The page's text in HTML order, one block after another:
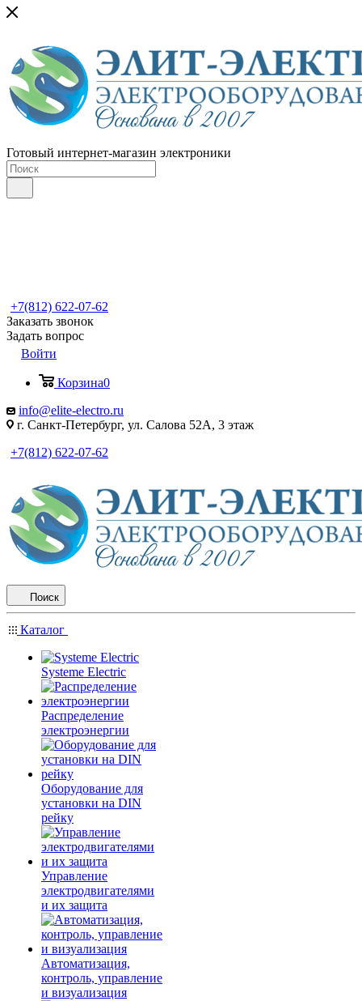
Готовый интернет-магазин электроники
+7(812) 622-07-62
Заказать звонок
Задать вопрос
Войти
Корзина0
info@elite-electro.ru
г. Санкт-Петербург, ул. Салова 52А, 3 этаж
+7(812) 622-07-62
Поиск
Каталог
Systeme Electric
Распределение
электроэнергии
Оборудование для
установки на DIN
рейку
Управление
электродвигателями
и их защита
Автоматизация,
контроль, управление
и визуализация